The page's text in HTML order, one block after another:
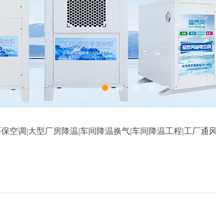
空调|大型厂房降温|车间降温换气|车间降温工程|工厂通